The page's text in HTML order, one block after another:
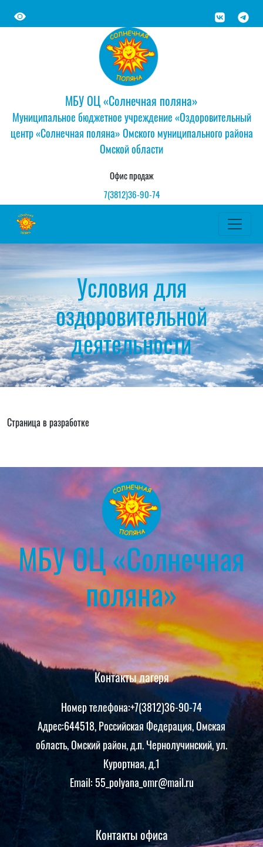
МБУ ОЦ «Солнечная поляна»
Муниципальное бюджетное учреждение «Оздоровительный
центр «Солнечная поляна» Омского муниципального района
Омской области
Офис продаж
7(3812)36-90-74
Условия для
оздоровительной
деятельности
Страница в разработке
МБУ ОЦ «Солнечная
поляна»
Контакты лагеря
Номер телефона:+7(3812)36-90-74
Адрес:644518, Российская Федерация, Омская
область, Омский район, д.п. Чернолучинский, ул.
Курортная, д.1
Email: 55_polyana_omr@mail.ru
Контакты офиса